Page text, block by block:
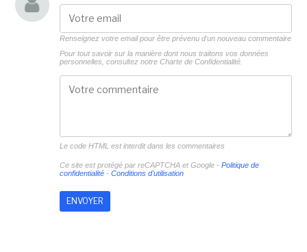
Renseignez votre email pour être prévenu d'un nouveau commentaire
Pour tout savoir sur la manière dont nous traitons vos données
personnelles, consultez notre Charte de Confidentialité.
Le code HTML est interdit dans les commentaires
Ce site est protégé par reCAPTCHA et Google - Politique de
confidentialité- Conditions d'utilisation